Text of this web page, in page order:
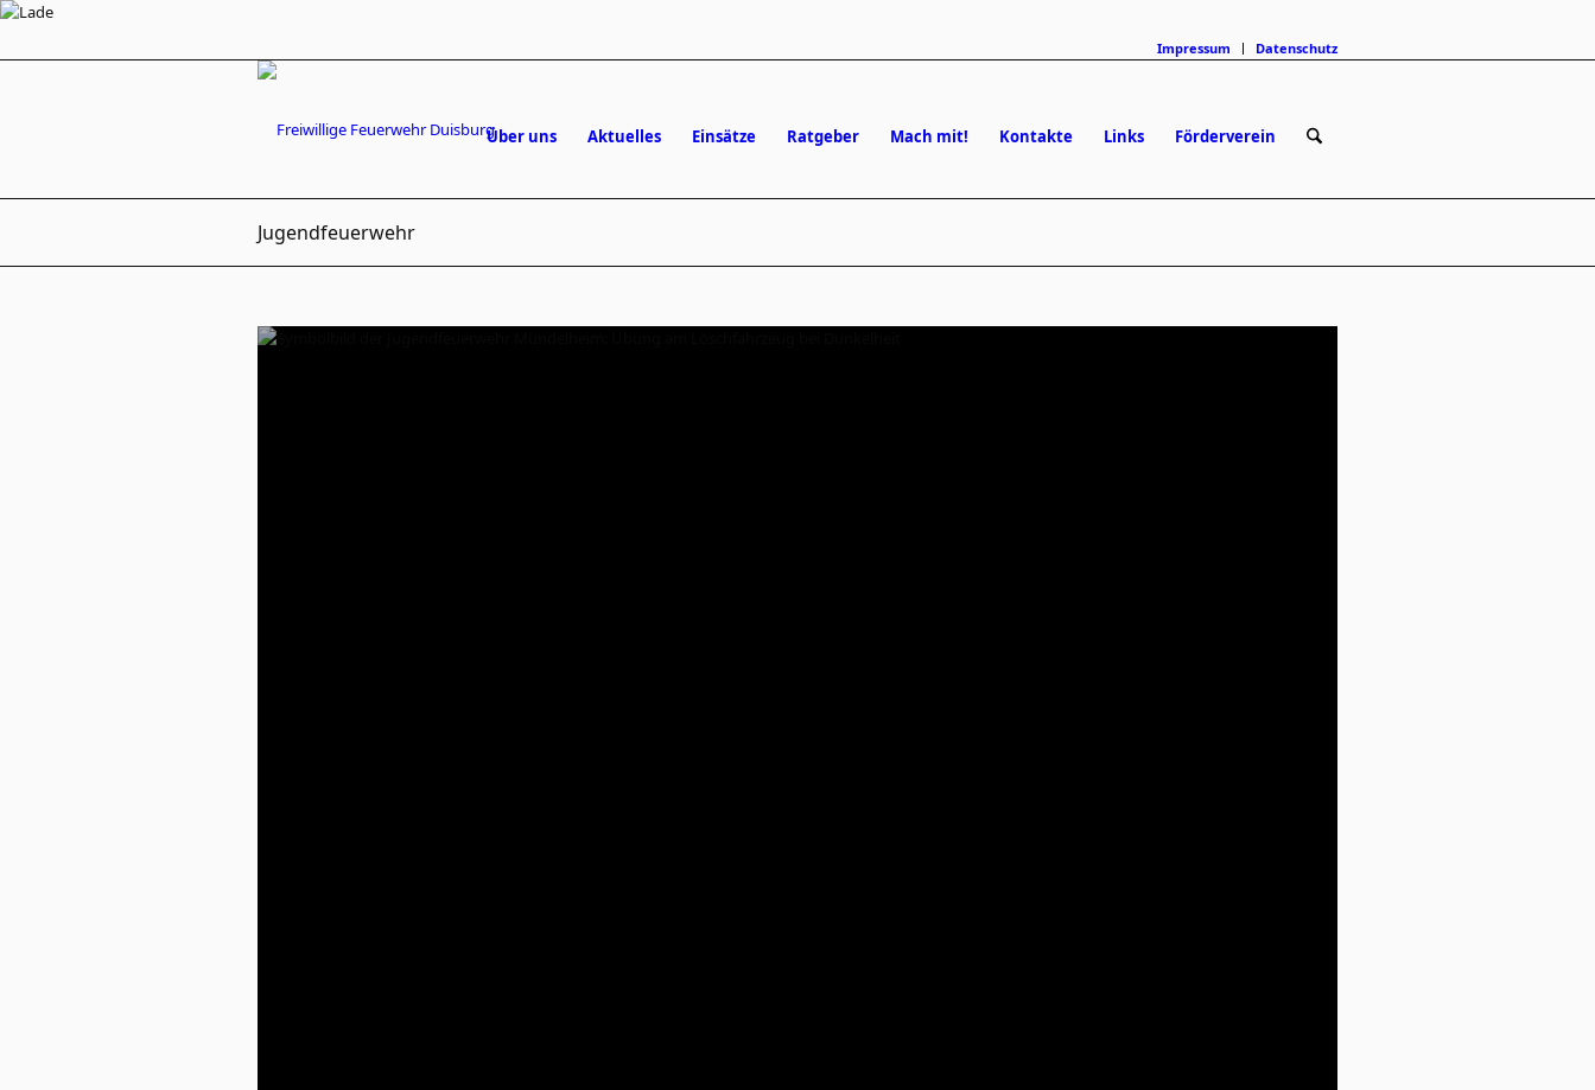
Impressum Datenschutz
Über uns Aktuelles Einsätze Ratgeber Mach mit! Kontakte Links Förderverein
Jugendfeuerwehr